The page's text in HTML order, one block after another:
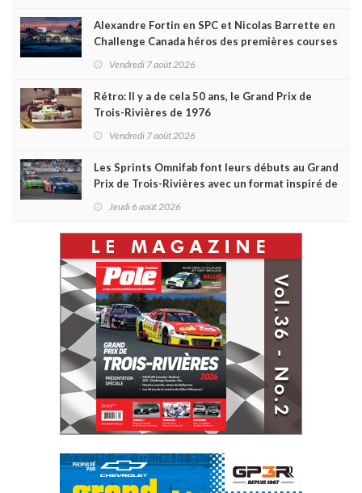
Alexandre Fortin en SPC et Nicolas Barrette en
Challenge Canada héros des premières courses
Vendredi 7 août 2026
Rétro: Il y a de cela 50 ans, le Grand Prix de
Trois-Rivières de 1976
Vendredi 7 août 2026
Les Sprints Omnifab font leurs débuts au Grand
Prix de Trois-Rivières avec un format inspiré de
Jeudi 6 août 2026